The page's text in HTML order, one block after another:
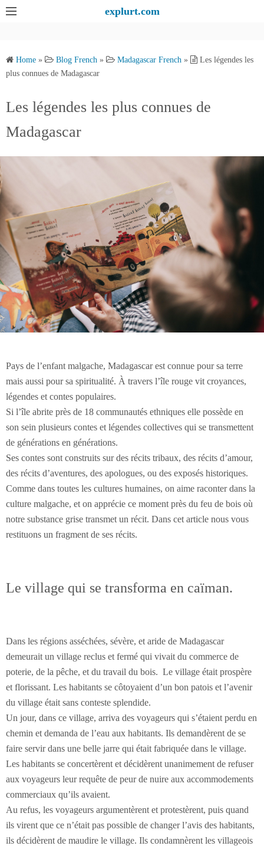
n
t
explurt.com
Home » Blog French » Madagascar French »
Les légendes les
plus connues de Madagascar
Les légendes les plus connues de
Madagascar
Pays de l’enfant malgache, Madagascar est connue pour sa terre
mais aussi pour sa spiritualité. À travers l’île rouge vit croyances,
légendes et contes populaires.
Si l’île abrite près de 18 communautés ethniques elle possède en
son sein plusieurs contes et légendes collectives qui se transmettent
de générations en générations.
Ses contes sont construits sur des récits tribaux, des récits d’amour,
des récits d’aventures, des apologues, ou des exposés historiques.
Comme dans toutes les cultures humaines, on aime raconter dans la
culture malgache, et on apprécie ce moment près du feu de bois où
notre substance grise transmet un récit. Dans cet article nous vous
restituons un fragment de ses récits.
Le village qui se transforma en caïman.
Dans les régions asséchées, sévère, et aride de Madagascar
demeurait un village reclus et fermé qui vivait du commerce de
poterie, de la pêche, et du travail du bois. Le village était prospère
et florissant. Les habitants se côtoyaient d’un bon patois et l’avenir
du village était sans conteste splendide.
Un jour, dans ce village, arriva des voyageurs qui s’étaient perdu en
chemin et demanda de l’eau aux habitants. Ils demandèrent de se
faire servir dans une belle jarre qui était fabriquée dans le village.
Les habitants se concertèrent et décidèrent unanimement de refuser
aux voyageurs leur requête de peur de nuire aux accommodements
commerciaux qu’ils avaient.
Au refus, les voyageurs argumentèrent et protestèrent, puis quand
ils virent que ce n’était pas possible de changer l’avis des habitants,
ils décidèrent de maudire le village. Ils condamnèrent les villageois